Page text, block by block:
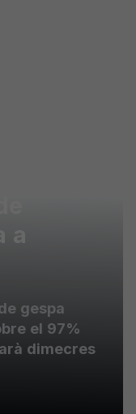
a
gespa
el 97%
dimecres